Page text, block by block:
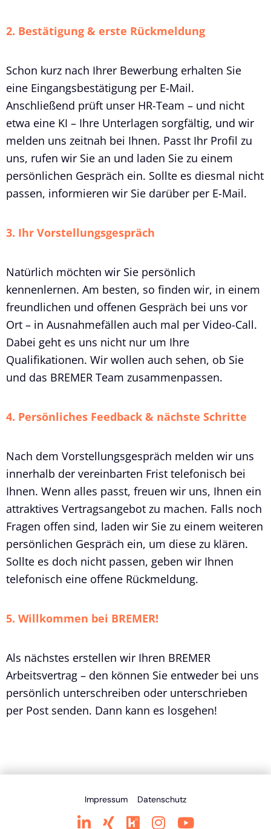
2. Bestätigung & erste Rückmeldung
Schon kurz nach Ihrer Bewerbung erhalten Sie
eine Eingangsbestätigung per E-Mail.
Anschließend prüft unser HR-Team – und nicht
etwa eine KI – Ihre Unterlagen sorgfältig, und wir
melden uns zeitnah bei Ihnen. Passt Ihr Profil zu
uns, rufen wir Sie an und laden Sie zu einem
persönlichen Gespräch ein. Sollte es diesmal nicht
passen, informieren wir Sie darüber per E-Mail.
3. Ihr Vorstellungsgespräch
Natürlich möchten wir Sie persönlich
kennenlernen. Am besten, so finden wir, in einem
freundlichen und offenen Gespräch bei uns vor
Ort – in Ausnahmefällen auch mal per Video-Call.
Dabei geht es uns nicht nur um Ihre
Qualifikationen. Wir wollen auch sehen, ob Sie
und das BREMER Team zusammenpassen.
4. Persönliches Feedback & nächste Schritte
Nach dem Vorstellungsgespräch melden wir uns
innerhalb der vereinbarten Frist telefonisch bei
Ihnen. Wenn alles passt, freuen wir uns, Ihnen ein
attraktives Vertragsangebot zu machen. Falls noch
Fragen offen sind, laden wir Sie zu einem weiteren
persönlichen Gespräch ein, um diese zu klären.
Sollte es doch nicht passen, geben wir Ihnen
telefonisch eine offene Rückmeldung.
5. Willkommen bei BREMER!
Als nächstes erstellen wir Ihren BREMER
Arbeitsvertrag – den können Sie entweder bei uns
persönlich unterschreiben oder unterschrieben
per Post senden. Dann kann es losgehen!
Impressum Datenschutz